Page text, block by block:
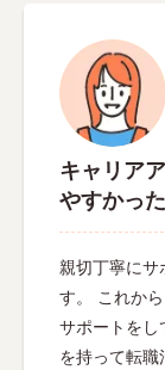
キャリア
やすかった
親切丁寧にサ
す。 これか
サポートをし
を持って転